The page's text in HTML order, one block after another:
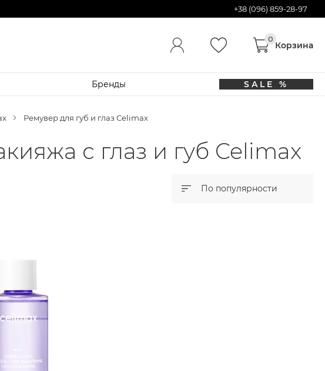
+38 (096) 859-28-97
Бренды SALE %
Ремувер для губ и глаз Celimax
с глаз и губ Celimax
По популярности